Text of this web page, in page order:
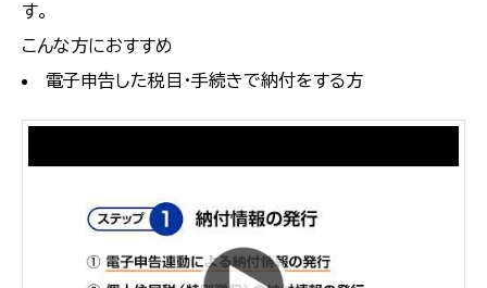
す。
こんな方におすすめ
電子申告した税目・手続きで納付をする方